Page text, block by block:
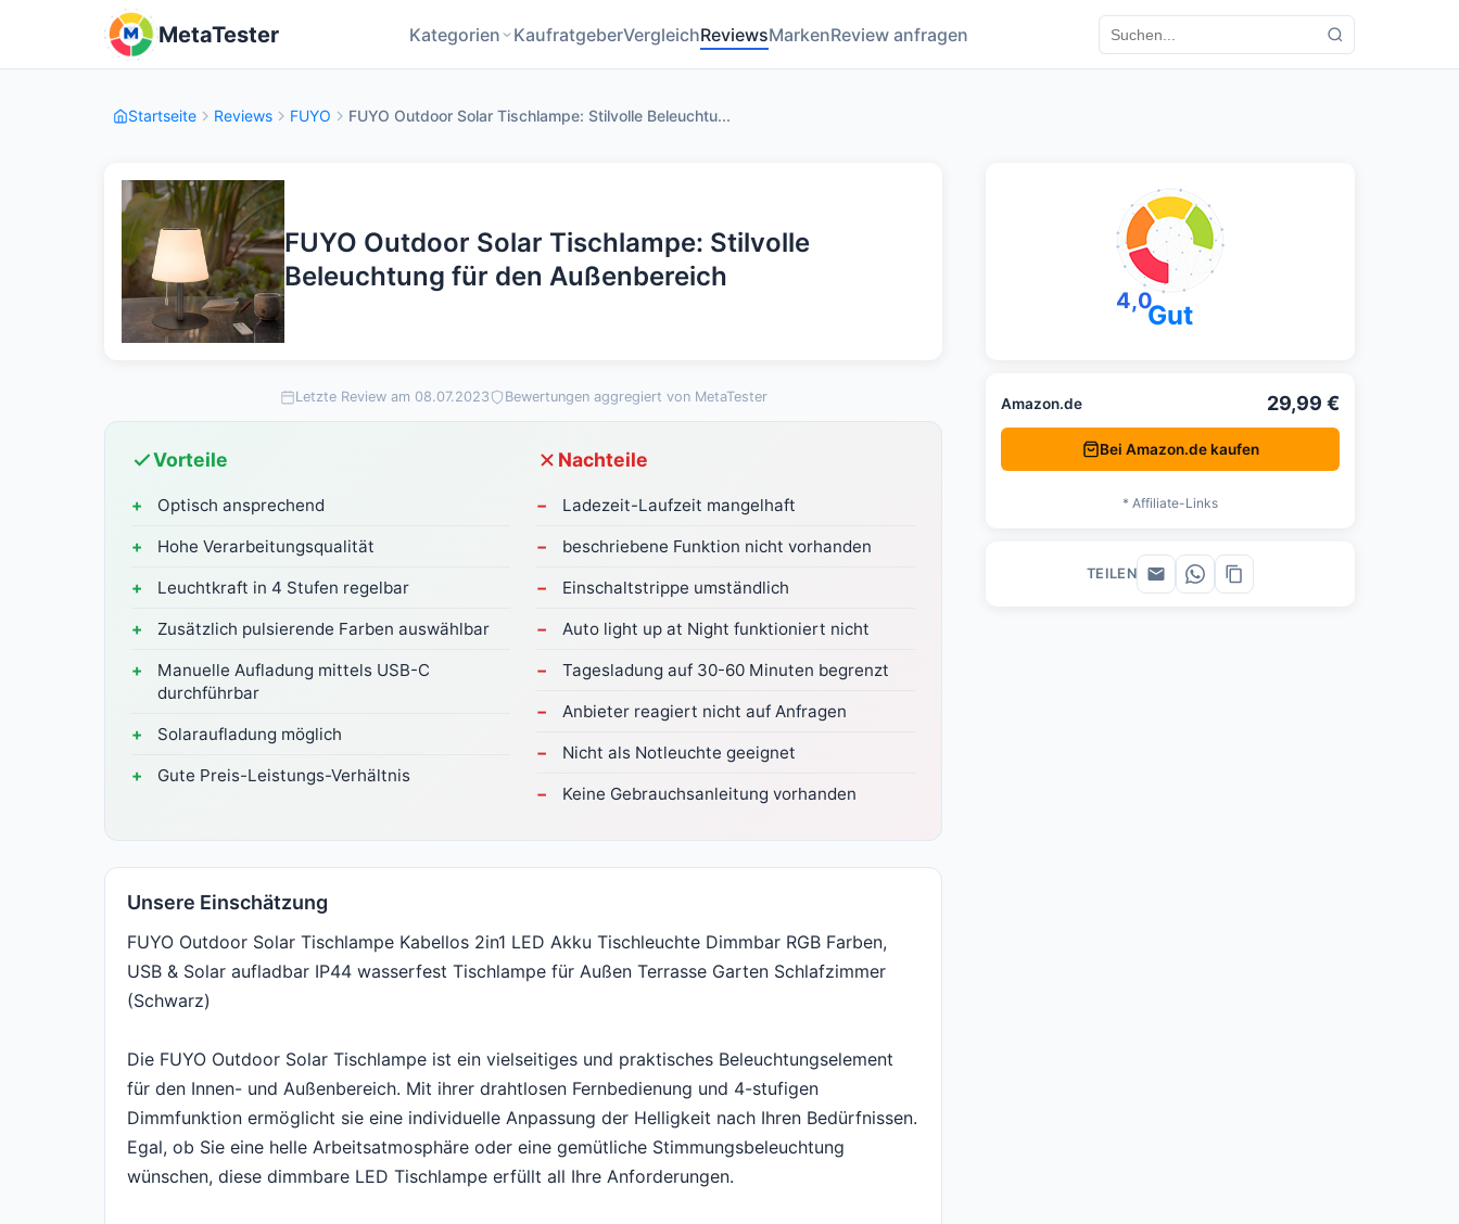
MetaTester Kategorien KaufratgeberVergleichReviewsMarkenReview anfragen
Startseite Reviews FUYO FUYO Outdoor Solar Tischlampe: Stilvolle Beleuchtu...
FUYO Outdoor Solar Tischlampe: Stilvolle
Beleuchtung für den Außenbereich
Letzte Review am 08.07.2023 Bewertungen aggregiert von MetaTester
Vorteile
Optisch ansprechend
Hohe Verarbeitungsqualität
Leuchtkraft in 4 Stufen regelbar
Zusätzlich pulsierende Farben auswählbar
Manuelle Aufladung mittels USB-C
durchführbar
Solaraufladung möglich
Gute Preis-Leistungs-Verhältnis
Nachteile
Ladezeit-Laufzeit mangelhaft
beschriebene Funktion nicht vorhanden
Einschaltstrippe umständlich
Auto light up at Night funktioniert nicht
Tagesladung auf 30-60 Minuten begrenzt
Anbieter reagiert nicht auf Anfragen
Nicht als Notleuchte geeignet
Keine Gebrauchsanleitung vorhanden
Unsere Einschätzung
FUYO Outdoor Solar Tischlampe Kabellos 2in1 LED Akku Tischleuchte Dimmbar RGB Farben,
USB & Solar aufladbar IP44 wasserfest Tischlampe für Außen Terrasse Garten Schlafzimmer
(Schwarz)
Die FUYO Outdoor Solar Tischlampe ist ein vielseitiges und praktisches Beleuchtungselement
für den Innen- und Außenbereich. Mit ihrer drahtlosen Fernbedienung und 4-stufigen
Dimmfunktion ermöglicht sie eine individuelle Anpassung der Helligkeit nach Ihren Bedürfnissen.
Egal, ob Sie eine helle Arbeitsatmosphäre oder eine gemütliche Stimmungsbeleuchtung
wünschen, diese dimmbare LED Tischlampe erfüllt all Ihre Anforderungen.
4,0Gut
Amazon.de 29,99 €
Bei Amazon.de kaufen
* Affiliate-Links
TEILEN